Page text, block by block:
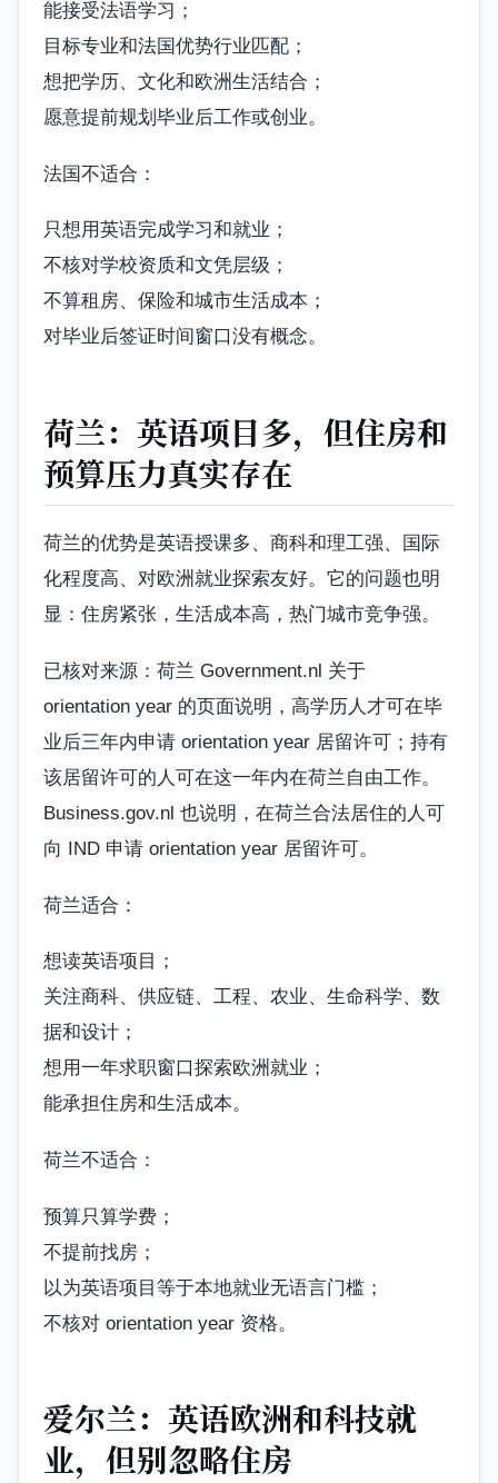
能接受法语学习；
目标专业和法国优势行业匹配；
想把学历、文化和欧洲生活结合；
愿意提前规划毕业后工作或创业。
法国不适合：
只想用英语完成学习和就业；
不核对学校资质和文凭层级；
不算租房、保险和城市生活成本；
对毕业后签证时间窗口没有概念。
荷兰：英语项目多，但住房和
预算压力真实存在
荷兰的优势是英语授课多、商科和理工强、国际
化程度高、对欧洲就业探索友好。它的问题也明
显：住房紧张，生活成本高，热门城市竞争强。
已核对来源：荷兰 Government.nl 关于
orientation year 的页面说明，高学历人才可在毕
业后三年内申请 orientation year 居留许可；持有
该居留许可的人可在这一年内在荷兰自由工作。
Business.gov.nl 也说明，在荷兰合法居住的人可
向 IND 申请 orientation year 居留许可。
荷兰适合：
想读英语项目；
关注商科、供应链、工程、农业、生命科学、数
据和设计；
想用一年求职窗口探索欧洲就业；
能承担住房和生活成本。
荷兰不适合：
预算只算学费；
不提前找房；
以为英语项目等于本地就业无语言门槛；
不核对 orientation year 资格。
爱尔兰：英语欧洲和科技就
业，但别忽略住房